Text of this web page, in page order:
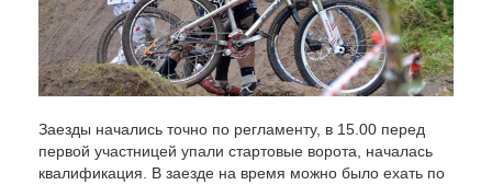
Заезды начались точно по регламенту, в 15.00 перед
первой участницей упали стартовые ворота, началась
квалификация. В заезде на время можно было ехать по